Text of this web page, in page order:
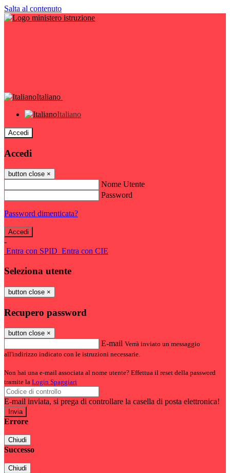
Salta al contenuto
Italiano
Italiano
Accedi
Accedi
button close ×
Nome Utente
Password
Password dimenticata?
-
Entra con SPID Entra con CIE
Seleziona utente
button close ×
Recupero password
button close ×
E-mail Verrà inviato un messaggio
all'indirizzo indicato con le istruzioni necessarie.
Non hai una e-mail associata al nome utente? Effettua il reset della password
tramite la Login Spaggiari
E-mail inviata, si prega di controllare la casella di posta elettronica!
Errore
Chiudi
Successo
Chiudi